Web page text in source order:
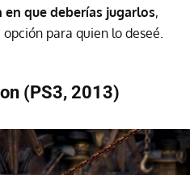
que deberías jugarlos,
para quien lo deseé.
(PS3, 2013)